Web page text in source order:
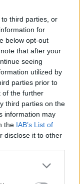
third parties, or
for
below opt-out
that after your
seeing
utilized by
parties prior to
of the further
third parties on the
information may
the IAB’s List of
disclose it to other